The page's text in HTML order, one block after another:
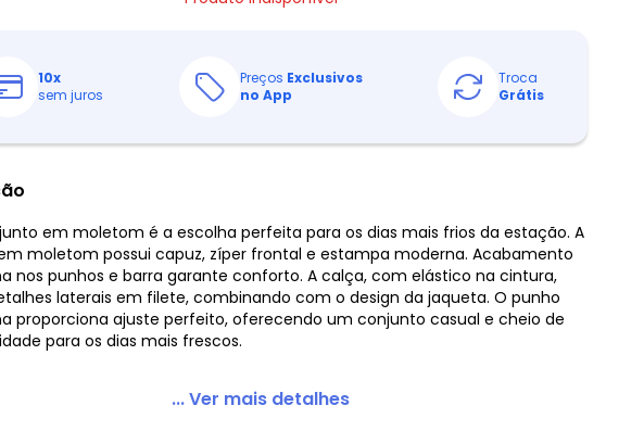
10x
sem juros
Preços Exclusivos
no App
Troca
Grátis
em moletom é a escolha perfeita para os dias mais frios da estação. A
moletom possui capuz, zíper frontal e estampa moderna. Acabamento
nos punhos e barra garante conforto. A calça, com elástico na cintura,
laterais em filete, combinando com o design da jaqueta. O punho
proporciona ajuste perfeito, oferecendo um conjunto casual e cheio de
para os dias mais frescos.
... Ver mais detalhes